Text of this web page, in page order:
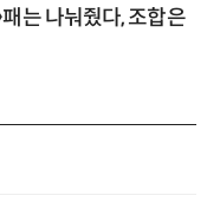
패는 나눠줬다, 조합은